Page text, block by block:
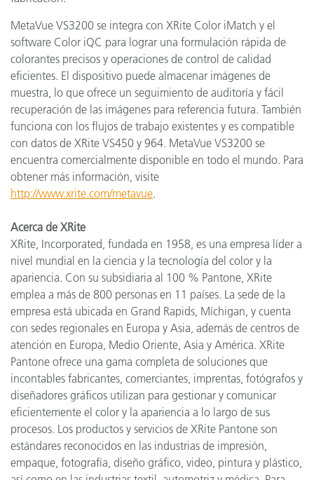
MetaVue VS3200 se integra con XRite Color iMatch y el
software Color iQC para lograr una formulación rápida de
colorantes precisos y operaciones de control de calidad
eficientes. El dispositivo puede almacenar imágenes de
muestra, lo que ofrece un seguimiento de auditoría y fácil
recuperación de las imágenes para referencia futura. También
funciona con los flujos de trabajo existentes y es compatible
con datos de XRite VS450 y 964. MetaVue VS3200 se
encuentra comercialmente disponible en todo el mundo. Para
obtener más información, visite
http://www.xrite.com/metavue.
Acerca de XRite
XRite, Incorporated, fundada en 1958, es una empresa líder a
nivel mundial en la ciencia y la tecnología del color y la
apariencia. Con su subsidiaria al 100 % Pantone, XRite
emplea a más de 800 personas en 11 países. La sede de la
empresa está ubicada en Grand Rapids, Míchigan, y cuenta
con sedes regionales en Europa y Asia, además de centros de
atención en Europa, Medio Oriente, Asia y América. XRite
Pantone ofrece una gama completa de soluciones que
incontables fabricantes, comerciantes, imprentas, fotógrafos y
diseñadores gráficos utilizan para gestionar y comunicar
eficientemente el color y la apariencia a lo largo de sus
procesos. Los productos y servicios de XRite Pantone son
estándares reconocidos en las industrias de impresión,
empaque, fotografía, diseño gráfico, video, pintura y plástico,